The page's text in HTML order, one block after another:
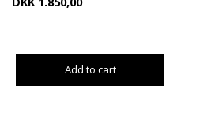
Add to cart